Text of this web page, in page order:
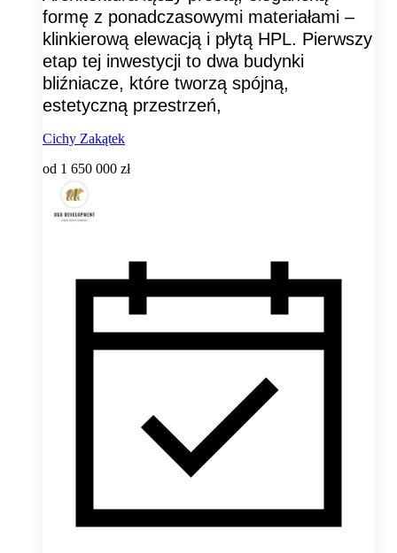
formę z ponadczasowymi materiałami –
klinkierową elewacją i płytą HPL. Pierwszy
etap tej inwestycji to dwa budynki
bliźniacze, które tworzą spójną,
estetyczną przestrzeń,
Cichy Zakątek
od 1 650 000 zł